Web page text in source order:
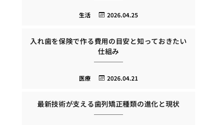
2026.04.25
生活
入れ歯を保険で作る費用の目安と知っておきたい
仕組み
2026.04.21
医療
最新技術が支える歯列矯正種類の進化と現状